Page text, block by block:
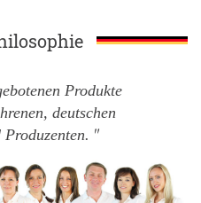
Produkte
deutschen